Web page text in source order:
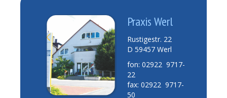
Praxis Werl
Rustigestr. 22
D 59457 Werl
fon: 02922 9717-
22
fax: 02922 9717-
50